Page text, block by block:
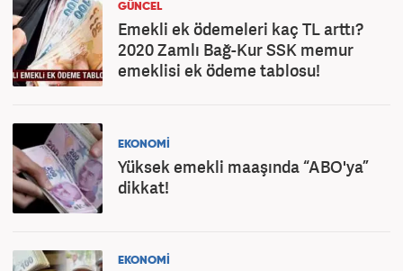
GÜNCEL
Emekli ek ödemeleri kaç TL arttı?
2020 Zamlı Bağ-Kur SSK memur
emeklisi ek ödeme tablosu!
EKONOMİ
Yüksek emekli maaşında “ABO'ya”
dikkat!
EKONOMİ